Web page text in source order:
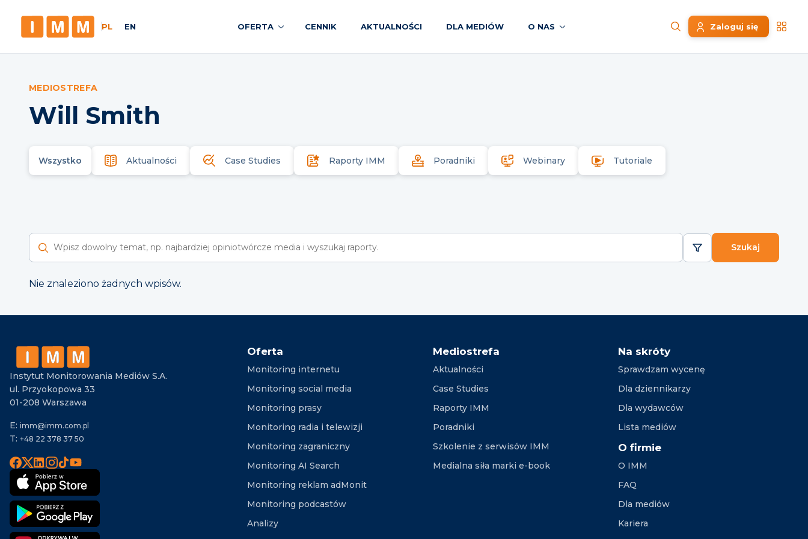
PL EN OFERTA CENNIK AKTUALNOŚCI DLA MEDIÓW O NAS Zaloguj się
MEDIOSTREFA
Will Smith
Wszystko Aktualności Case Studies Raporty IMM Poradniki Webinary Tutoriale
Wyszukaj raporty
Szukaj
Nie znaleziono żadnych wpisów.
Instytut Monitorowania Mediów S.A.
ul. Przyokopowa 33
01-208 Warszawa
E: imm@imm.com.pl
T: +48 22 378 37 50
Oferta
Monitoring internetu
Monitoring social media
Monitoring prasy
Monitoring radia i telewizji
Monitoring zagraniczny
Monitoring AI Search
Monitoring reklam adMonit
Monitoring podcastów
Analizy
Mediostrefa
Aktualności
Case Studies
Raporty IMM
Poradniki
Szkolenie z serwisów IMM
Medialna siła marki e-book
Na skróty
Sprawdzam wycenę
Dla dziennikarzy
Dla wydawców
Lista mediów
O firmie
O IMM
FAQ
Dla mediów
Kariera